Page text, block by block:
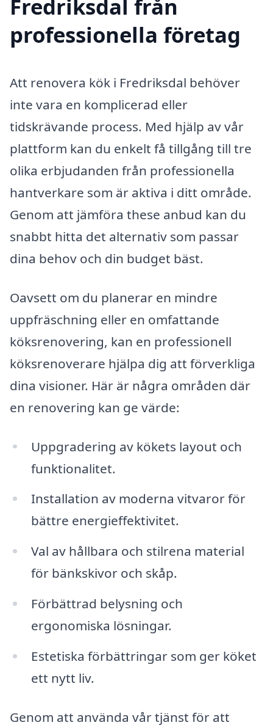
Fredriksdal från
professionella företag
Att renovera kök i Fredriksdal behöver
inte vara en komplicerad eller
tidskrävande process. Med hjälp av vår
plattform kan du enkelt få tillgång till tre
olika erbjudanden från professionella
hantverkare som är aktiva i ditt område.
Genom att jämföra these anbud kan du
snabbt hitta det alternativ som passar
dina behov och din budget bäst.
Oavsett om du planerar en mindre
uppfräschning eller en omfattande
köksrenovering, kan en professionell
köksrenoverare hjälpa dig att förverkliga
dina visioner. Här är några områden där
en renovering kan ge värde:
Uppgradering av kökets layout och
funktionalitet.
Installation av moderna vitvaror för
bättre energieffektivitet.
Val av hållbara och stilrena material
för bänkskivor och skåp.
Förbättrad belysning och
ergonomiska lösningar.
Estetiska förbättringar som ger köket
ett nytt liv.
Genom att använda vår tjänst för att